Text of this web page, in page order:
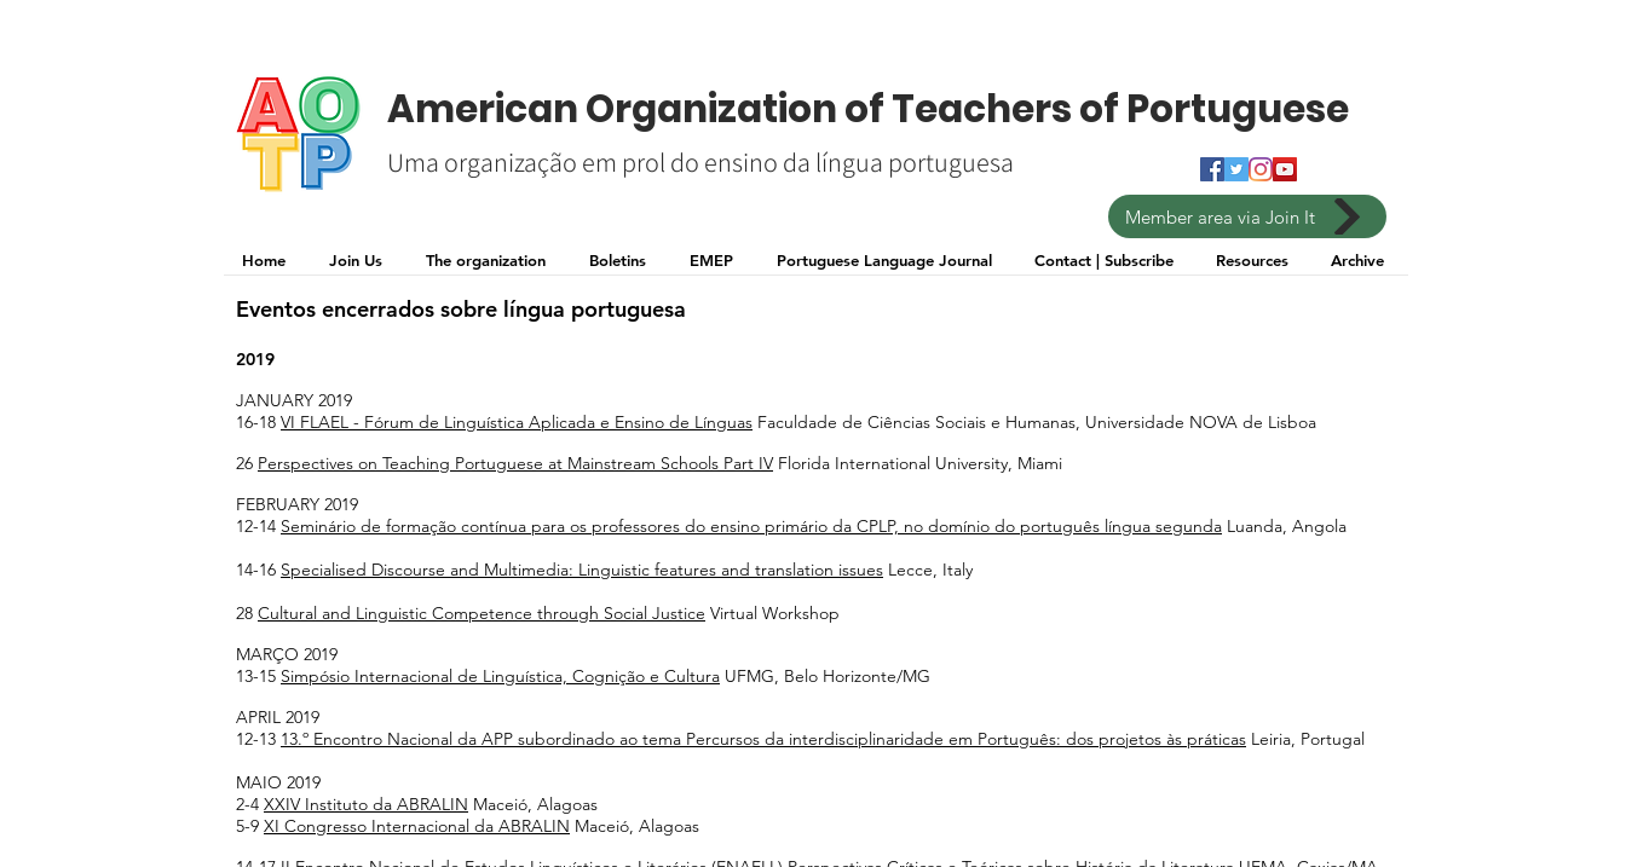
American Organization of Teachers of Portuguese
Uma organização em prol do ensino da língua portuguesa
Member area via Join It
Home Join Us The organization Boletins EMEP Portuguese Language Journal Contact | Subscribe Resources Archive
Eventos encerrados sobre língua portuguesa
2019
JANUARY 2019
16-18 VI FLAEL - Fórum de Linguística Aplicada e Ensino de Línguas Faculdade de Ciências Sociais e Humanas, Universidade NOVA de Lisboa
26 Perspectives on Teaching Portuguese at Mainstream Schools Part IVFlorida International University, Miami
FEBRUARY 2019
12-14 Seminário de formação contínua para os professores do ensino primário da CPLP, no domínio do português língua segunda Luanda, Angola
14-16 Specialised Discourse and Multimedia: Linguistic features and translation issues Lecce, Italy
28 Cultural and Linguistic Competence through Social Justice Virtual Workshop
MARÇO 2019
13-15 Simpósio Internacional de Linguística, Cognição e Cultura UFMG, Belo Horizonte/MG
APRIL 2019
12-13 13.º Encontro Nacional da APP subordinado ao tema Percursos da interdisciplinaridade em Português: dos projetos às práticas Leiria, Portugal
MAIO 2019
2-4 XXIV Instituto da ABRALIN Maceió, Alagoas
5-9 XI Congresso Internacional da ABRALIN Maceió, Alagoas